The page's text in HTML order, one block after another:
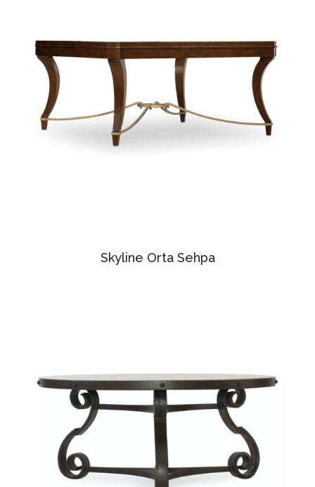
Skyline Orta Sehpa